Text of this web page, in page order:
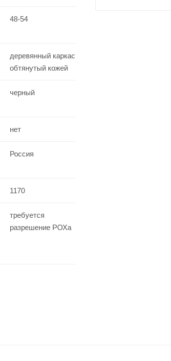
48-54
деревянный каркас
обтянутый кожей
черный
нет
Россия
1170
требуется
разрешение РОХа